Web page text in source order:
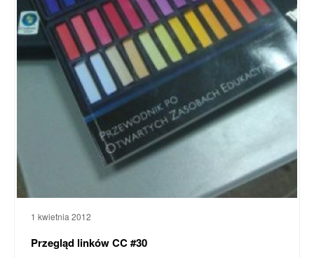
1 kwietnia 2012
Przegląd linków CC #30